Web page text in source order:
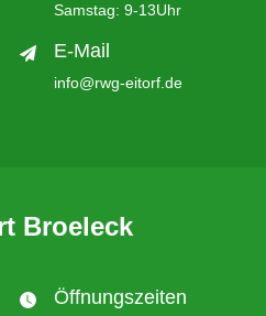
Samstag: 9-13Uhr
E-Mail
info@rwg-eitorf.de
Broeleck
Öffnungszeiten